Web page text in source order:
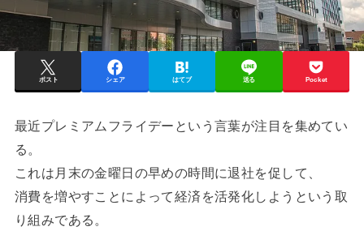
ポスト シェア はてブ 送る Pocket
最近プレミアムフライデーという言葉が注目を集めてい
る。
これは月末の金曜日の早めの時間に退社を促して、
消費を増やすことによって経済を活発化しようという取
り組みである。